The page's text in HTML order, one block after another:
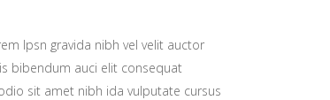
Ipsn gravida nibh vel velit auctor
bibendum auci elit consequat
sit amet nibh ida vulputate cursus